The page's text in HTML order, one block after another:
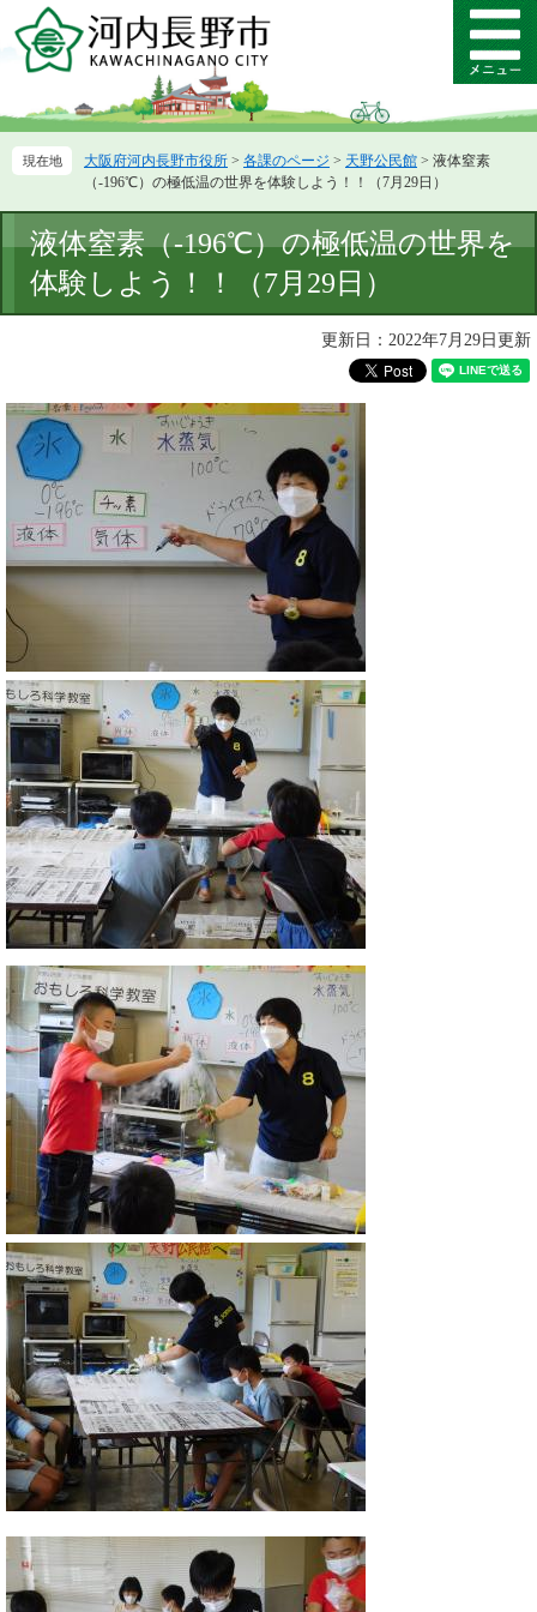
ー
先
ニ
を
て
メ
ニ
ー
大阪府河内長野市役所 > 各課のページ > 天野公民館 > 液体窒素
（-196℃）の極低温の世界を体験しよう！！（7月29日）
文
液体窒素（-196℃）の極低温の世界を
体験しよう！！（7月29日）
更新日：2022年7月29日更新